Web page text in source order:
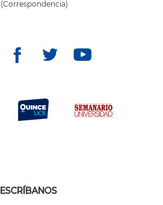
(Correspondencia)
ESCRÍBANOS